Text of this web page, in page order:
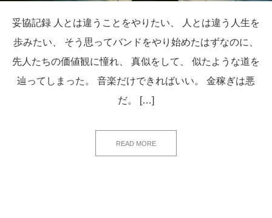
妥協記録 人とは違うことをやりたい、 人とは違う人生を
歩みたい、 そう思ってバンドをやり始めたはずなのに、
先人たちの価値観に憧れ、 真似をして、 似たような道を
辿ってしまった。 音楽だけできればいい。 金稼ぎは悪
だ。 […]
READ MORE